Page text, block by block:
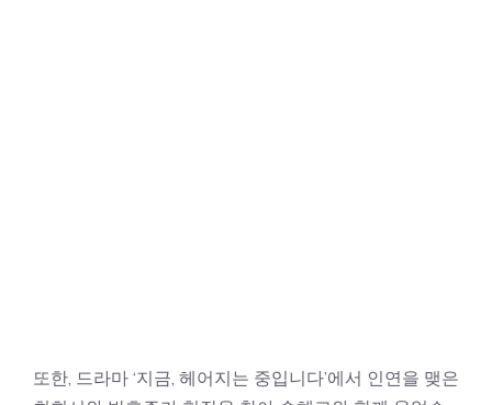
또한, 드라마 ‘지금, 헤어지는 중입니다’에서 인연을 맺은